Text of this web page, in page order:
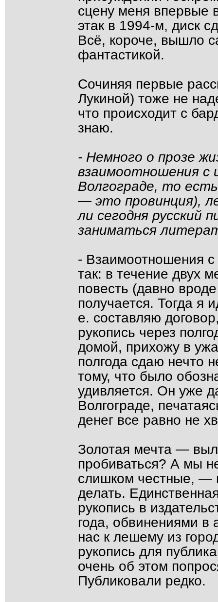
сцену меня впервые
этак в 1994-м, диск
Всё, короче, вышло
фантастикой.
Сочиняя первые
Лукиной) тоже не
что происходит с
знаю.
- Немного о прозе
взаимоотношения с
Волгограде, то
— это провинция),
ли сегодня русский
заниматься
- Взаимоотношения
так: в течение двух
повесть (давно
получается. Тогда я
е. составляю
рукопись через
домой, прихожу в
полгода сдаю нечто
тому, что было
удивляется. Он уже
Волгограде,
денег все равно не
Золотая мечта —
пробиваться? А мы
слишком честные, —
делать.
рукопись в
года, обвинениями в
нас к лешему из
рукопись для
очень об этом
Публиковали редко.